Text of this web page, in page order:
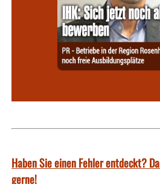
Haben Sie einen Fehler entdeckt?
gerne!